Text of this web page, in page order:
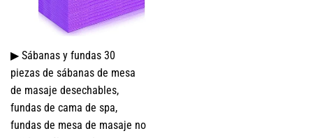
▶ Sábanas y fundas 30
piezas de sábanas de mesa
de masaje desechables,
fundas de cama de spa,
fundas de mesa de masaje no